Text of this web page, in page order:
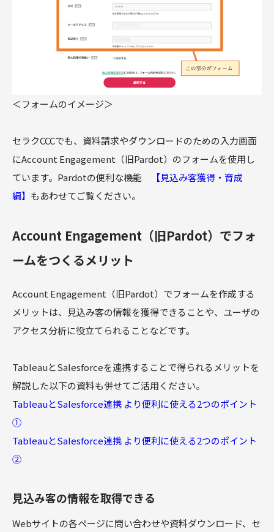
＜フォームのイメージ＞
セラクCCCでも、資料請求やダウンロードのための入力画面
にAccount Engagement（旧Pardot）のフォームを使用し
ています。Pardotの便利な機能 【見込み客獲得・育成
編】 もあわせてご覧ください。
Account Engagement（旧Pardot）でフォ
ームをつくるメリット
Account Engagement（旧Pardot）でフォームを作成する
メリットは、見込み客の情報を獲得できることや、ユーザの
アクセス分析に役立てられることなどです。
TableauとSalesforceを連携することで得られるメリットを
解説した以下の資料も併せてご活用ください。
TableauとSalesforce連携 より便利に使える2つのポイント
①
TableauとSalesforce連携 より便利に使える2つのポイント
②
見込み客の情報を取得できる
Webサイトの各ページに問い合わせや資料ダウンロード、セ